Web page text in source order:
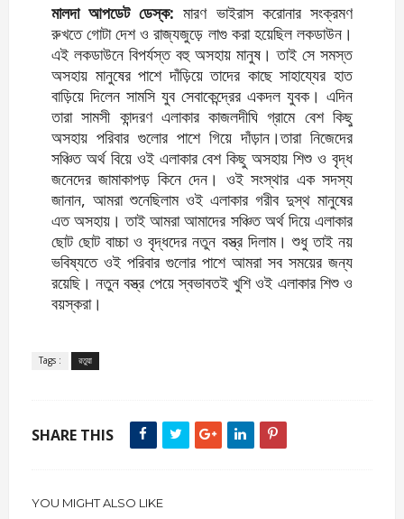
মালদা আপডেট ডেস্ক: মারণ ভাইরাস করোনার সংক্রমণ
রুখতে গোটা দেশ ও রাজ্যজুড়ে লাগু করা হয়েছিল লকডাউন।
এই লকডাউনে বিপর্যস্ত বহু অসহায় মানুষ। তাই সে সমস্ত
অসহায় মানুষের পাশে দাঁড়িয়ে তাদের কাছে সাহায্যের হাত
বাড়িয়ে দিলেন সামসি যুব সেবাকেন্দ্রের একদল যুবক। এদিন
তারা সামসী কান্দরণ এলাকার কাজলদীঘি গ্রামে বেশ কিছু
অসহায় পরিবার গুলোর পাশে গিয়ে দাঁড়ান।তারা নিজেদের
সঞ্চিত অর্থ বিয়ে ওই এলাকার বেশ কিছু অসহায় শিশু ও বৃদ্ধ
জনেদের জামাকাপড় কিনে দেন। ওই সংস্থার এক সদস্য
জানান, আমরা শুনেছিলাম ওই এলাকার গরীব দুস্থ মানুষের
এত অসহায়। তাই আমরা আমাদের সঞ্চিত অর্থ দিয়ে এলাকার
ছোট ছোট বাচ্চা ও বৃদ্ধদের নতুন বস্ত্র দিলাম। শুধু তাই নয়
ভবিষ্যতে ওই পরিবার গুলোর পাশে আমরা সব সময়ের জন্য
রয়েছি। নতুন বস্ত্র পেয়ে স্বভাবতই খুশি ওই এলাকার শিশু ও
বয়স্করা।
Tags : রতুয়া
SHARE THIS
YOU MIGHT ALSO LIKE